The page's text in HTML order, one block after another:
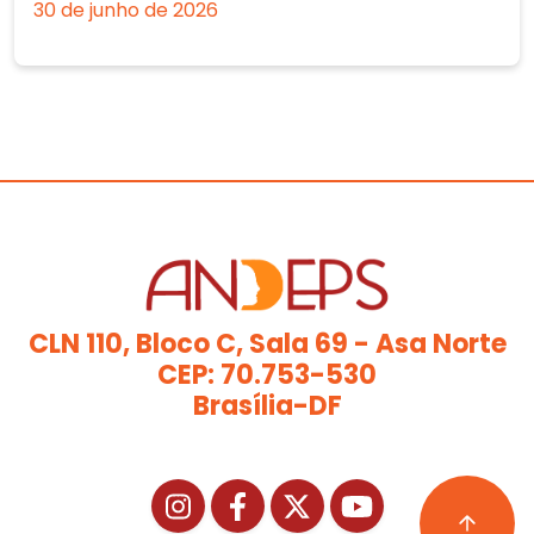
30 de junho de 2026
CLN 110, Bloco C, Sala 69 - Asa Norte
CEP: 70.753-530
Brasília-DF